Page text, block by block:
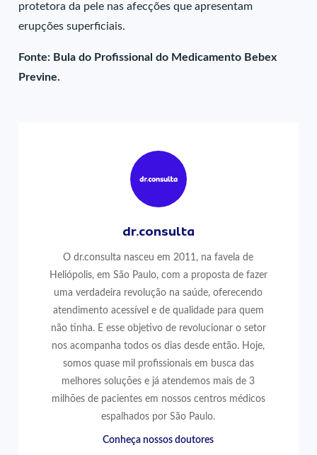
protetora da pele nas afecções que apresentam
erupções superficiais.
Fonte: Bula do Profissional do Medicamento Bebex
Previne.
dr.consulta
O dr.consulta nasceu em 2011, na favela de
Heliópolis, em São Paulo, com a proposta de fazer
uma verdadeira revolução na saúde, oferecendo
atendimento acessível e de qualidade para quem
não tinha. E esse objetivo de revolucionar o setor
nos acompanha todos os dias desde então. Hoje,
somos quase mil profissionais em busca das
melhores soluções e já atendemos mais de 3
milhões de pacientes em nossos centros médicos
espalhados por São Paulo.
Conheça nossos doutores